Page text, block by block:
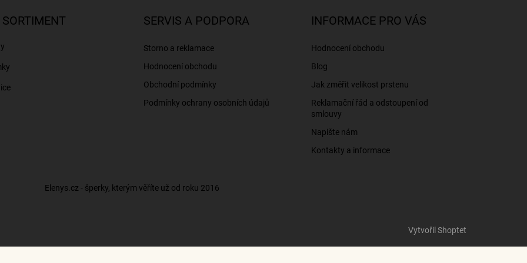
SERVIS A PODPORA
Storno a reklamace
Hodnocení obchodu
Obchodní podmínky
Podmínky ochrany osobních údajů
INFORMACE PRO VÁS
Hodnocení obchodu
Blog
Jak změřit velikost prstenu
Reklamační řád a odstoupení od
smlouvy
Napište nám
Kontakty a informace
Elenys.cz - šperky, kterým věříte už od roku 2016
Vytvořil Shoptet